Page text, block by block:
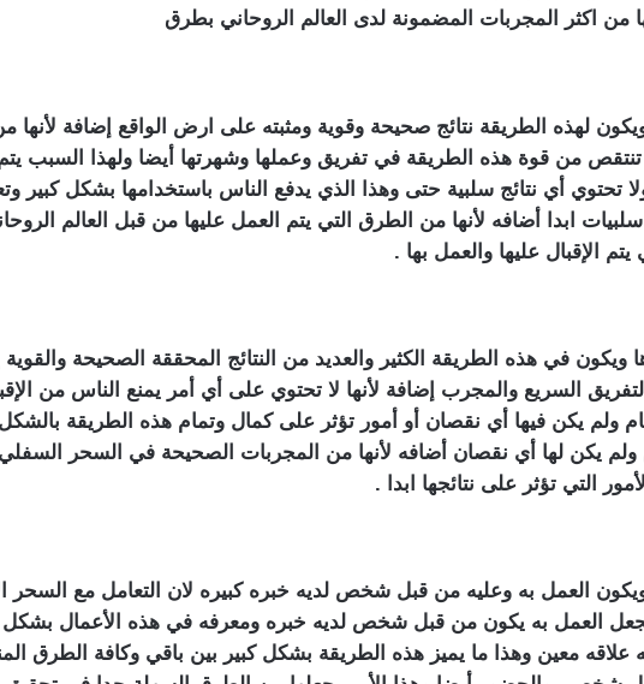
من اكثر المجربات المضمونة لدى العالم الروحاني بطرق
لهذه الطريقة نتائج صحيحة وقوية ومثبته على ارض الواقع إضافة لأنها
من قوة هذه الطريقة في تفريق وعملها وشهرتها أيضا ولهذا السبب يتم
تحتوي أي نتائج سلبية حتى وهذا الذي يدفع الناس باستخدامها بشكل كبير
ابدا أضافه لأنها من الطرق التي يتم العمل عليها من قبل العالم
الإقبال عليها والعمل بها .
ويكون في هذه الطريقة الكثير والعديد من النتائج المحققة الصحيحة
السريع والمجرب إضافة لأنها لا تحتوي على أي أمر يمنع الناس من
ولم يكن فيها أي نقصان أو أمور تؤثر على كمال وتمام هذه الطريقة
ولم يكن لها أي نقصان أضافه لأنها من المجربات الصحيحة في السحر
التي تؤثر على نتائجها ابدا .
العمل به وعليه من قبل شخص لديه خبره كبيره لان التعامل مع السحر
العمل به يكون من قبل شخص لديه خبره ومعرفه في هذه الأعمال بشكل
معين وهذا ما يميز هذه الطريقة بشكل كبير بين باقي وكافة الطرق